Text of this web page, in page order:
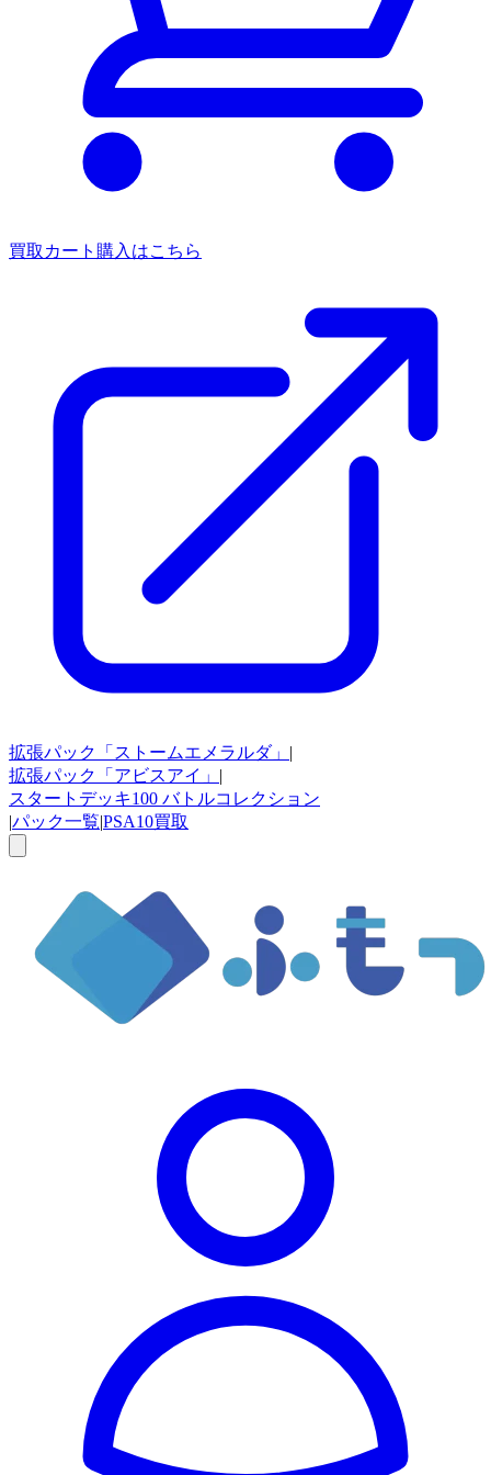
買取カート 購入はこちら
拡張パック 「ストームエメラルダ」 |
拡張パック
「アビスアイ」 |
スタートデッキ100 バトルコレクション
|パック一覧|PSA10買取